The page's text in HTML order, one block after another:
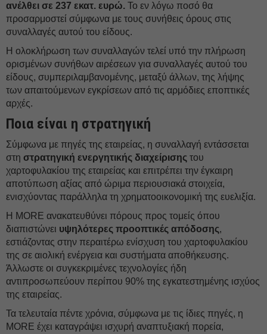
ανέλθει σε 237 εκατ. ευρώ. Το εν λόγω ποσό θα
προσαρμοστεί σύμφωνα με τους συνήθεις όρους στις
συναλλαγές αυτού του είδους.
Η ολοκλήρωση των συναλλαγών τελεί υπό την πλήρωση
ορισμένων συνήθων αιρέσεων για συναλλαγές αυτού του
είδους, συμπεριλαμβανομένης, μεταξύ άλλων, της λήψης
των απαιτούμενων εγκρίσεων από τις αρμόδιες εποπτικές
αρχές.
Ποια είναι η στρατηγική
Σύμφωνα με πηγές της εταιρείας, η συναλλαγή εντάσσεται
στη στρατηγική ενεργητικής διαχείρισης του
χαρτοφυλακίου της εταιρείας και επιτρέπει την έγκαιρη
αποτύπωση αξίας από ώριμα περιουσιακά στοιχεία,
ενισχύοντας παράλληλα τη χρηματοοικονομική της ευελιξία.
Η MORE ανακατευθύνει πόρους προς τομείς όπου
διαπιστώνει υψηλότερες προοπτικές απόδοσης,
εστιάζοντας στην περαιτέρω ενίσχυση του χαρτοφυλακίου
της σε αιολική ενέργεια και συστήματα αποθήκευσης.
Άλλωστε οι συγκεκριμένες τεχνολογίες ήδη
αντιπροσωπεύουν περίπου 90% της εγκατεστημένης ισχύος
της εταιρείας.
Τα τελευταία πέντε χρόνια, σύμφωνα με τις ίδιες πηγές, η
MORE έχει καταγράψει ισχυρή αναπτυξιακή πορεία,